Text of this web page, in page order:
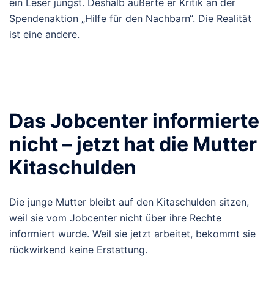
Spendenaktion „Hilfe für den Nachbarn“. Die Realität
ist eine andere.
Das Jobcenter informierte
nicht – jetzt hat die Mutter
Kitaschulden
Die junge Mutter bleibt auf den Kitaschulden sitzen,
weil sie vom Jobcenter nicht über ihre Rechte
informiert wurde. Weil sie jetzt arbeitet, bekommt sie
rückwirkend keine Erstattung.